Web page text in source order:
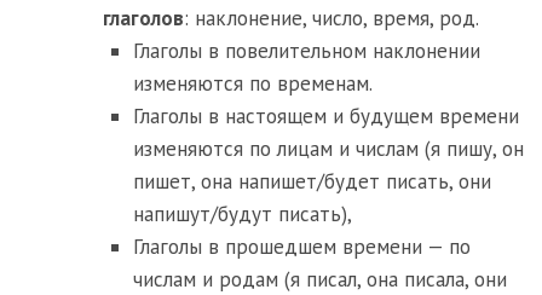
глаголов: наклонение, число, время, род.
Глаголы в повелительном наклонении
изменяются по временам.
Глаголы в настоящем и будущем времени
изменяются по лицам и числам (я пишу, он
пишет, она напишет/будет писать, они
напишут/будут писать),
Глаголы в прошедшем времени — по
числам и родам (я писал, она писала, они